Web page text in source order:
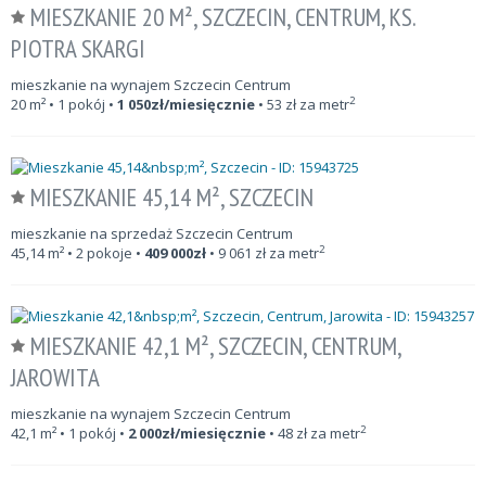
MIESZKANIE 20 M², SZCZECIN, CENTRUM, KS.
PIOTRA SKARGI
mieszkanie na wynajem Szczecin Centrum
20m² • 1 pokój • 1 050zł/miesięcznie • 53 zł za metr2
MIESZKANIE 45,14 M², SZCZECIN
mieszkanie na sprzedaż Szczecin Centrum
45,14m² • 2 pokoje • 409 000zł • 9 061 zł za metr2
MIESZKANIE 42,1 M², SZCZECIN, CENTRUM,
JAROWITA
mieszkanie na wynajem Szczecin Centrum
42,1 m² • 1 pokój • 2 000zł/miesięcznie • 48 zł za metr2